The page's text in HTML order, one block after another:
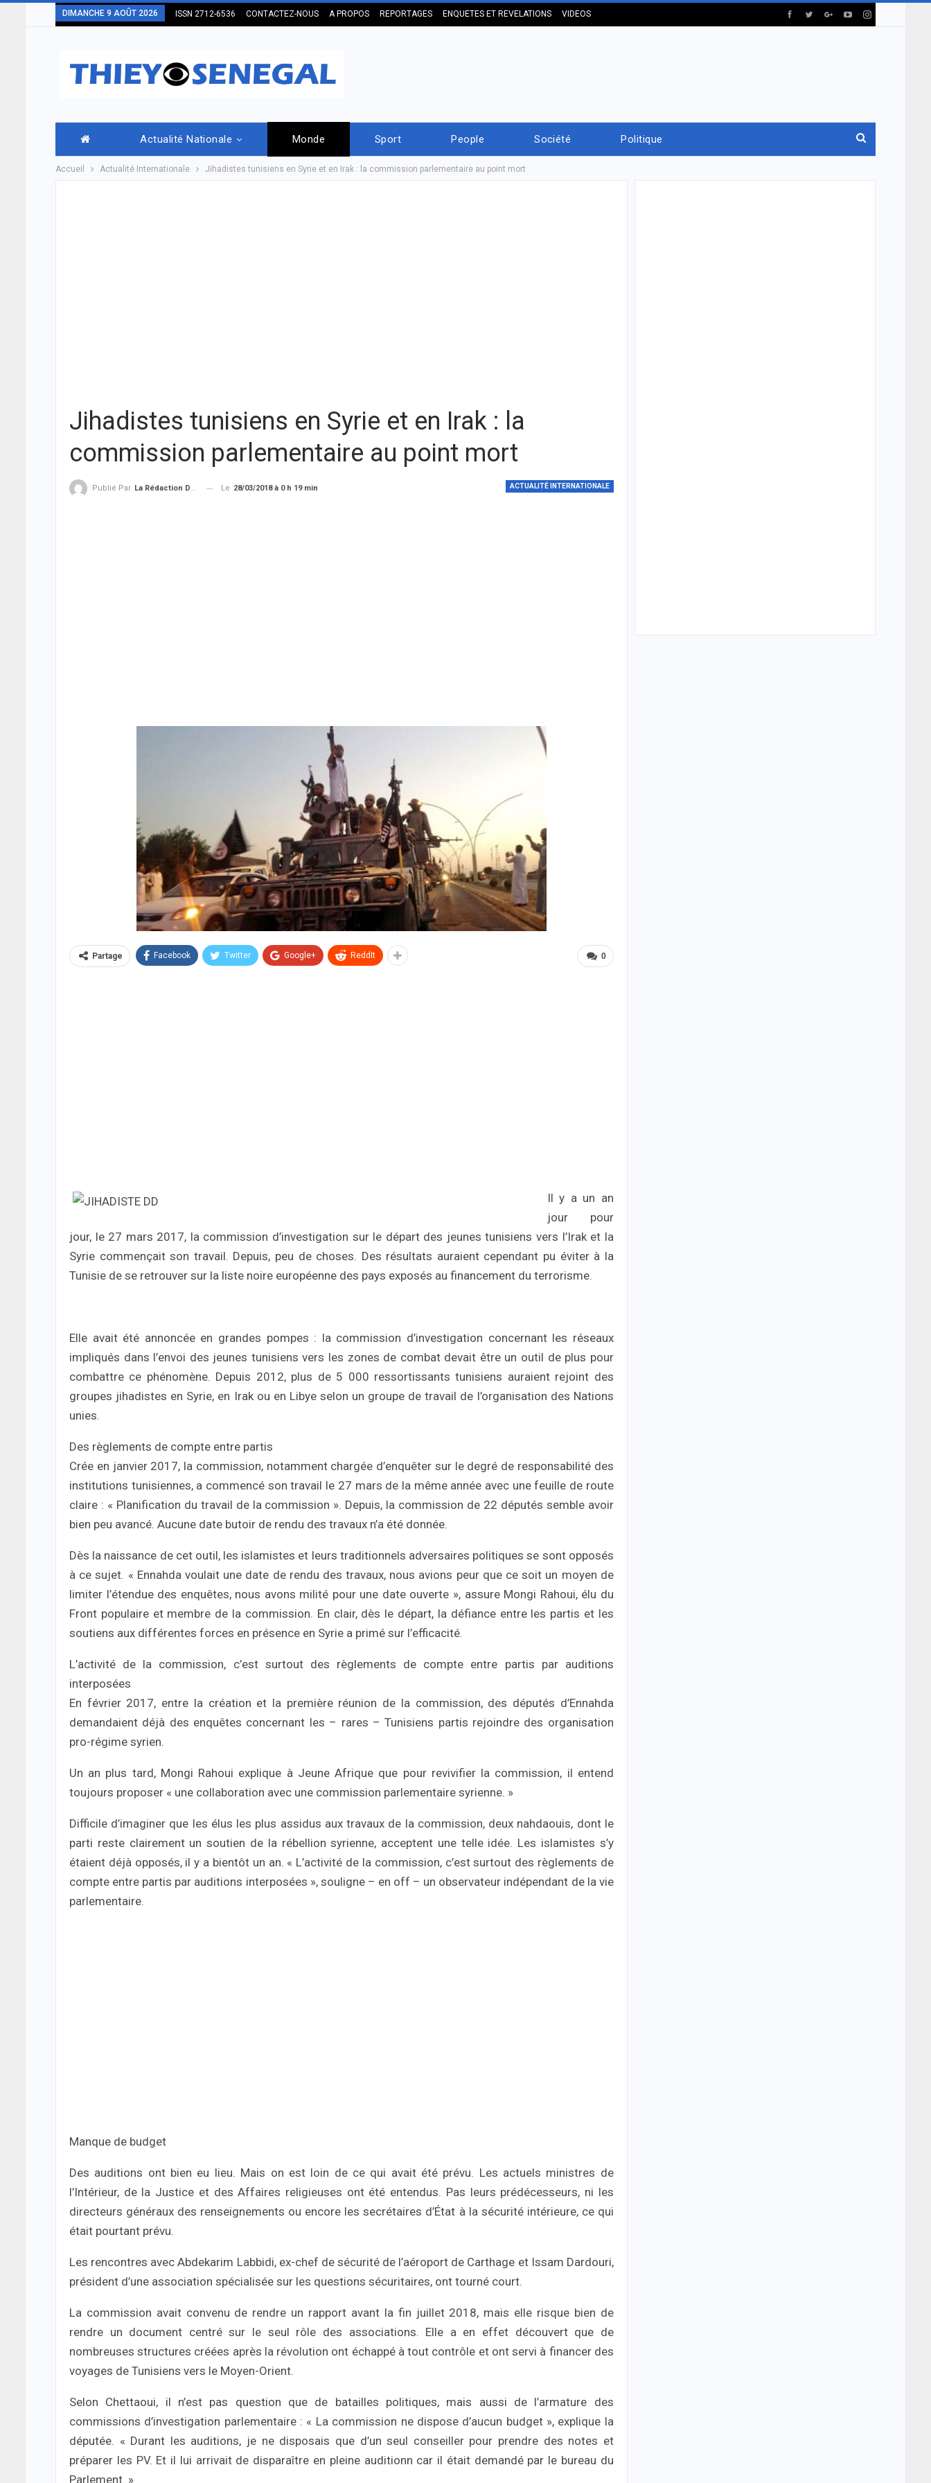
DIMANCHE 9 AOÛT 2026 ISSN 2712-6536 CONTACTEZ-NOUS A PROPOS REPORTAGES ENQUETES ET REVELATIONS VIDEOS
Actualité Nationale Monde Sport People Société Politique
Accueil Actualité Internationale Jihadistes tunisiens en Syrie et en Irak : la commission parlementaire au point mort
Jihadistes tunisiens en Syrie et en Irak : la
commission parlementaire au point mort
ACTUALITÉ INTERNATIONALE
Publié Par La Rédaction De THIEYSENEGAL.com Le 28/03/2018 à 0 h 19 min
0
Partage Facebook Twitter Google+ ReddIt
Il y a un an
jour pour
jour, le 27 mars 2017, la commission d’investigation sur le départ des jeunes tunisiens vers l’Irak et la
Syrie commençait son travail. Depuis, peu de choses. Des résultats auraient cependant pu éviter à la
Tunisie de se retrouver sur la liste noire européenne des pays exposés au financement du terrorisme.
Elle avait été annoncée en grandes pompes : la commission d’investigation concernant les réseaux
impliqués dans l’envoi des jeunes tunisiens vers les zones de combat devait être un outil de plus pour
combattre ce phénomène. Depuis 2012, plus de 5 000 ressortissants tunisiens auraient rejoint des
groupes jihadistes en Syrie, en Irak ou en Libye selon un groupe de travail de l’organisation des Nations
unies.
Des règlements de compte entre partis
Crée en janvier 2017, la commission, notamment chargée d’enquêter sur le degré de responsabilité des
institutions tunisiennes, a commencé son travail le 27 mars de la même année avec une feuille de route
claire : « Planification du travail de la commission ». Depuis, la commission de 22 députés semble avoir
bien peu avancé. Aucune date butoir de rendu des travaux n’a été donnée.
Dès la naissance de cet outil, les islamistes et leurs traditionnels adversaires politiques se sont opposés
à ce sujet. « Ennahda voulait une date de rendu des travaux, nous avions peur que ce soit un moyen de
limiter l’étendue des enquêtes, nous avons milité pour une date ouverte », assure Mongi Rahoui, élu du
Front populaire et membre de la commission. En clair, dès le départ, la défiance entre les partis et les
soutiens aux différentes forces en présence en Syrie a primé sur l’efficacité.
L’activité de la commission, c’est surtout des règlements de compte entre partis par auditions
interposées
En février 2017, entre la création et la première réunion de la commission, des députés d’Ennahda
demandaient déjà des enquêtes concernant les – rares – Tunisiens partis rejoindre des organisation
pro-régime syrien.
Un an plus tard, Mongi Rahoui explique à Jeune Afrique que pour revivifier la commission, il entend
toujours proposer « une collaboration avec une commission parlementaire syrienne. »
Difficile d’imaginer que les élus les plus assidus aux travaux de la commission, deux nahdaouis, dont le
parti reste clairement un soutien de la rébellion syrienne, acceptent une telle idée. Les islamistes s’y
étaient déjà opposés, il y a bientôt un an. « L’activité de la commission, c’est surtout des règlements de
compte entre partis par auditions interposées », souligne – en off – un observateur indépendant de la vie
parlementaire.
Manque de budget
Des auditions ont bien eu lieu. Mais on est loin de ce qui avait été prévu. Les actuels ministres de
l’Intérieur, de la Justice et des Affaires religieuses ont été entendus. Pas leurs prédécesseurs, ni les
directeurs généraux des renseignements ou encore les secrétaires d’État à la sécurité intérieure, ce qui
était pourtant prévu.
Les rencontres avec Abdekarim Labbidi, ex-chef de sécurité de l’aéroport de Carthage et Issam Dardouri,
président d’une association spécialisée sur les questions sécuritaires, ont tourné court.
La commission avait convenu de rendre un rapport avant la fin juillet 2018, mais elle risque bien de
rendre un document centré sur le seul rôle des associations. Elle a en effet découvert que de
nombreuses structures créées après la révolution ont échappé à tout contrôle et ont servi à financer des
voyages de Tunisiens vers le Moyen-Orient.
Selon Chettaoui, il n’est pas question que de batailles politiques, mais aussi de l’armature des
commissions d’investigation parlementaire : « La commission ne dispose d’aucun budget », explique la
députée. « Durant les auditions, je ne disposais que d’un seul conseiller pour prendre des notes et
préparer les PV. Et il lui arrivait de disparaître en pleine auditionn car il était demandé par le bureau du
Parlement. »